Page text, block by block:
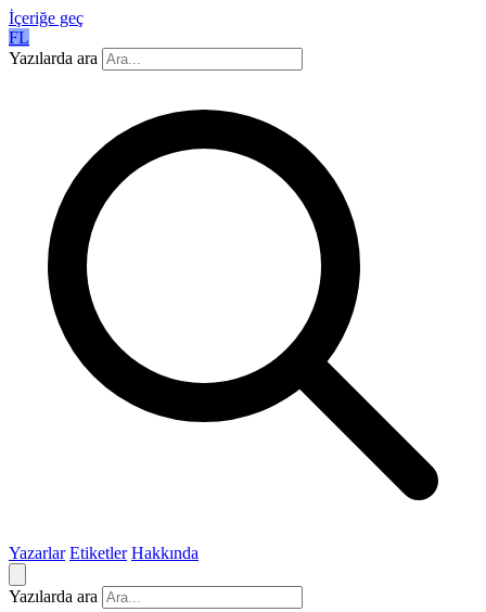
İçeriğe geç
FL
Yazılarda ara
Yazarlar Etiketler Hakkında
Yazılarda ara